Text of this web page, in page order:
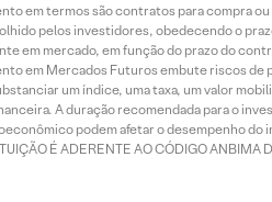
em termos são contratos para compra
pelos investidores, obedecendo o
em mercado, em função do prazo do
em Mercados Futuros embute riscos
um índice, uma taxa, um valor
A duração recomendada para o
podem afetar o desempenho do
É ADERENTE AO CÓDIGO ANBIMA